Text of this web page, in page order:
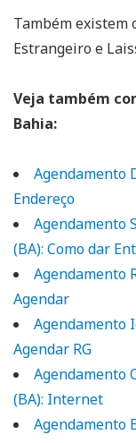
Também existem
Estrangeiro e
Veja também
Bahia:
Agendamento
Endereço
Agendamento
(BA): Como dar
Agendamento
Agendar
Agendamento
Agendar RG
Agendamento
(BA): Internet
Agendamento